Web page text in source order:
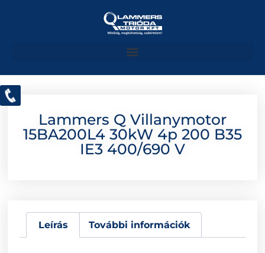
Lammers Q Villanymotor
15BA200L4 30kW 4p 200 B35
IE3 400/690 V
Leírás További információk